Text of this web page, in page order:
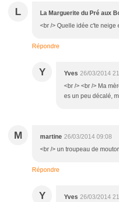
L La Marguerite du Pré aux
<br /> Quelle idée c'te neige
Répondre
Y Yves 26/03/2014
<br /> <br /> Ma
es un peu décalé,
M martine 26/03/2014 09:08
<br /> un troupeau de
Répondre
Y Yves 26/03/2014